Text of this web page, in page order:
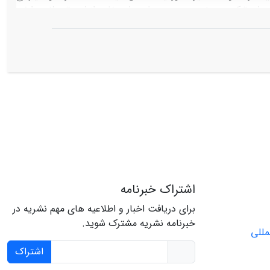
ترکیه، به‏ خصوص رجب طیب اردوغان، از این تحولات دارند.
اشتراک خبرنامه
برای دریافت اخبار و اطلاعیه های مهم نشریه در
خبرنامه نشریه مشترک شوید.
اشتراک